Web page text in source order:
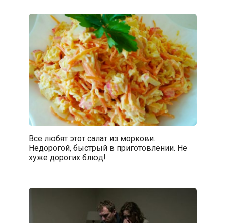
Все любят этот салат из моркови.
Недорогой, быстрый в приготовлении. Не
хуже дорогих блюд!